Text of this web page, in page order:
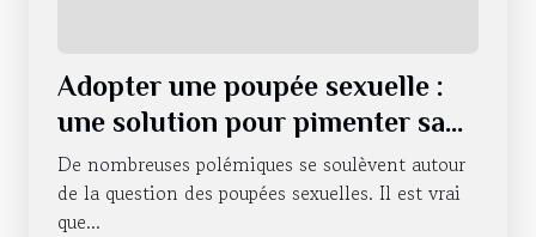
Adopter une poupée sexuelle :
une solution pour pimenter sa
vie sexuelle ?
De nombreuses polémiques se soulèvent autour
de la question des poupées sexuelles. Il est vrai
que...